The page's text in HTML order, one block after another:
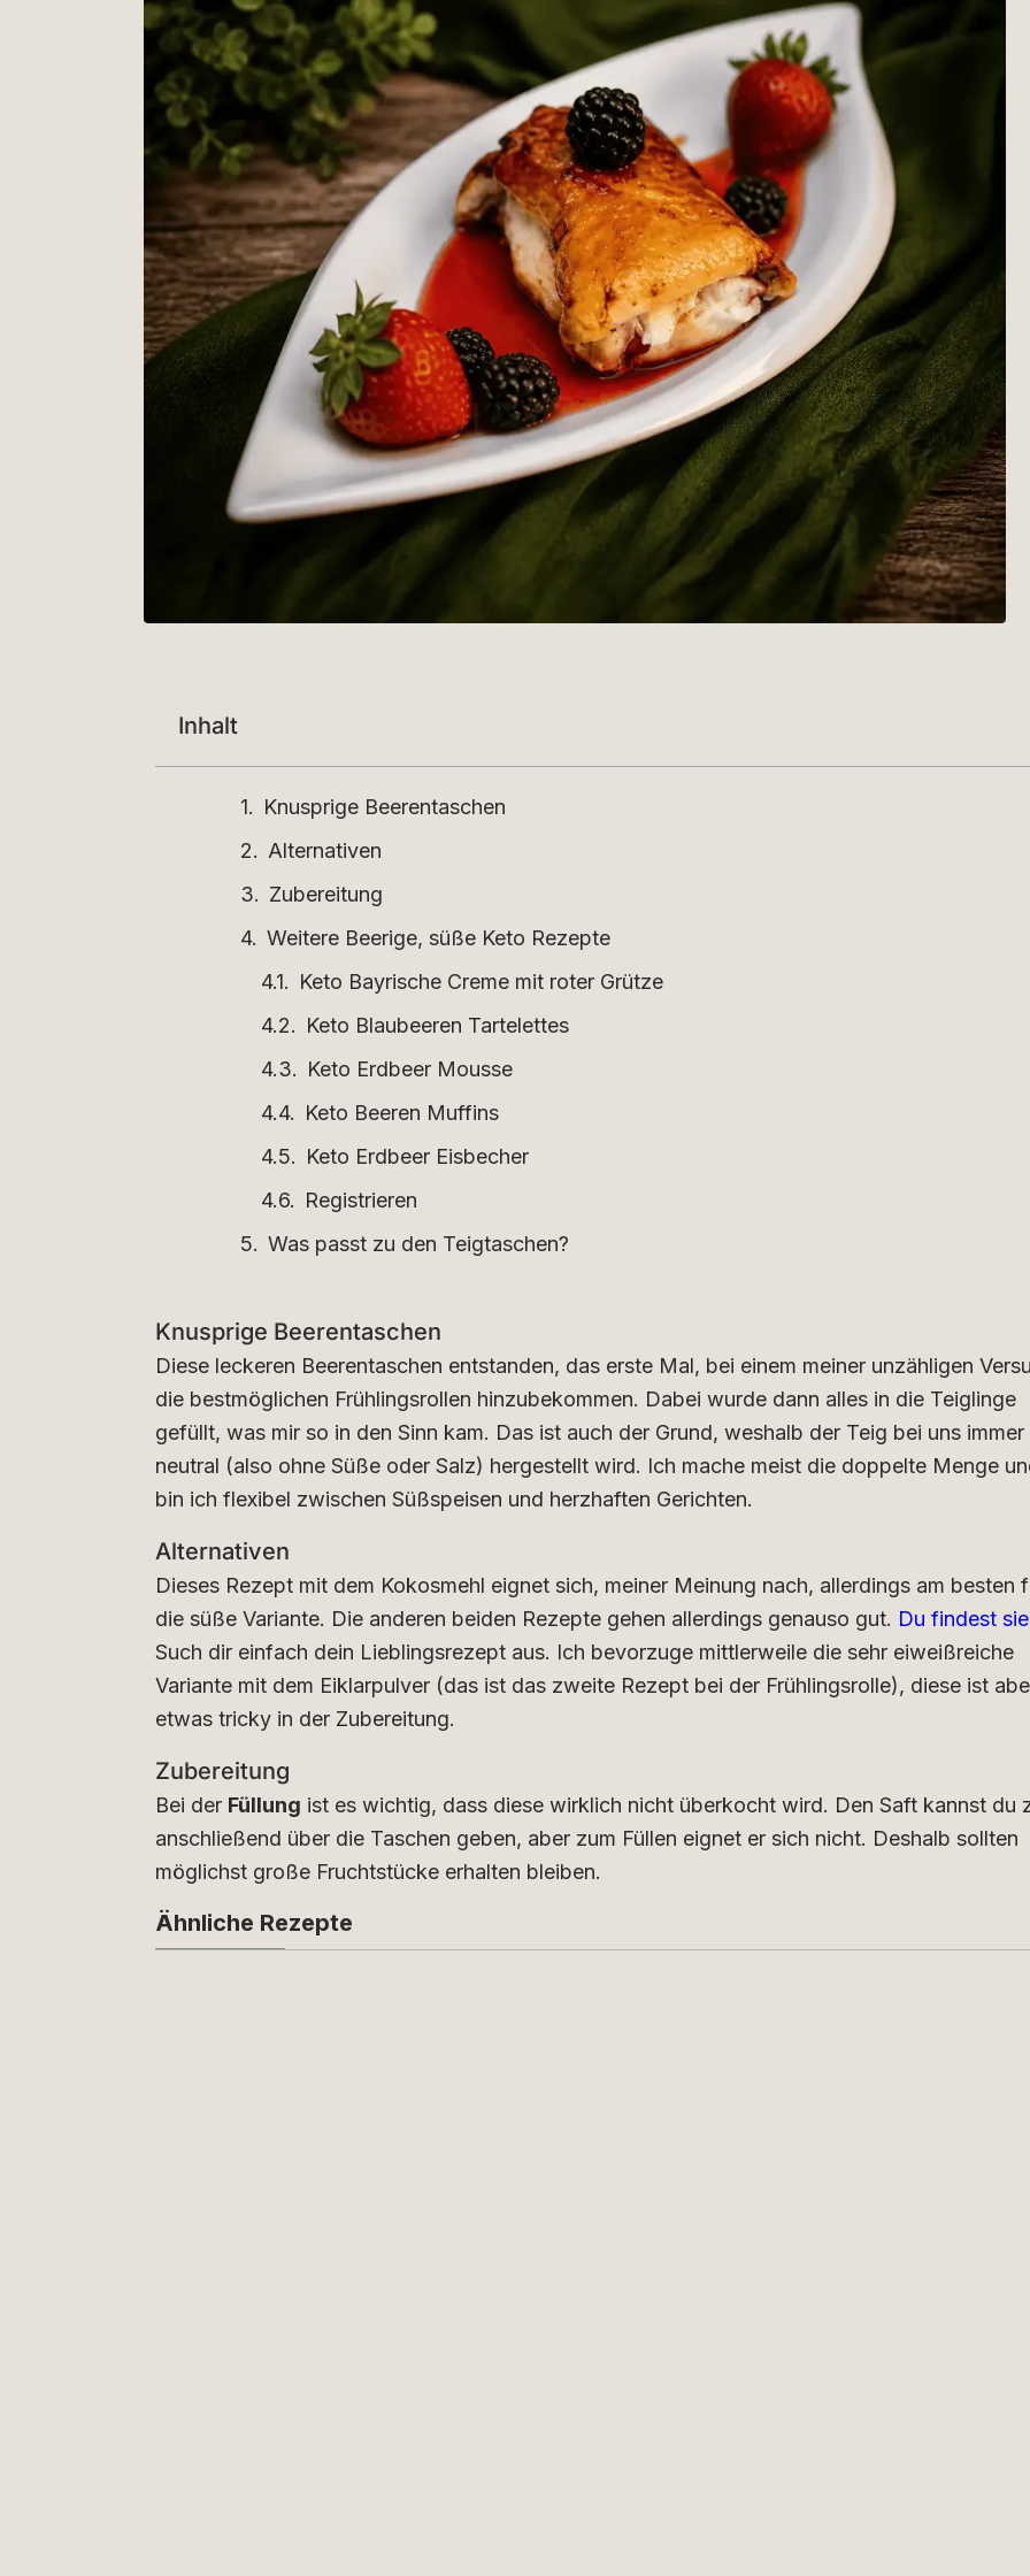
Inhalt
Knusprige Beerentaschen
Alternativen
Zubereitung
Weitere Beerige, süße Keto Rezepte
Keto Bayrische Creme mit roter Grütze
Keto Blaubeeren Tartelettes
Keto Erdbeer Mousse
Keto Beeren Muffins
Keto Erdbeer Eisbecher
Registrieren
Was passt zu den Teigtaschen?
Knusprige Beerentaschen
Diese leckeren Beerentaschen entstanden, das erste Mal, bei einem meiner unzähligen
die bestmöglichen Frühlingsrollen hinzubekommen. Dabei wurde dann alles in die Teiglinge
gefüllt, was mir so in den Sinn kam. Das ist auch der Grund, weshalb der Teig bei uns immer
neutral (also ohne Süße oder Salz) hergestellt wird. Ich mache meist die doppelte Menge
bin ich flexibel zwischen Süßspeisen und herzhaften Gerichten.
Alternativen
Dieses Rezept mit dem Kokosmehl eignet sich, meiner Meinung nach, allerdings am besten
die süße Variante. Die anderen beiden Rezepte gehen allerdings genauso gut. Du findest
Such dir einfach dein Lieblingsrezept aus. Ich bevorzuge mittlerweile die sehr eiweißreiche
Variante mit dem Eiklarpulver (das ist das zweite Rezept bei der Frühlingsrolle), diese ist
etwas tricky in der Zubereitung.
Zubereitung
Bei der Füllung ist es wichtig, dass diese wirklich nicht überkocht wird. Den Saft kannst du
anschließend über die Taschen geben, aber zum Füllen eignet er sich nicht. Deshalb sollten
möglichst große Fruchtstücke erhalten bleiben.
Ähnliche Rezepte